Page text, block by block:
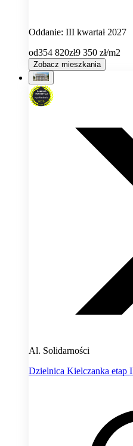
Oddanie: III kwartał 2027
od354 820zł9 350 zł/m2
Zobacz mieszkania
Al. Solidarności
Dzielnica Kielczanka etap